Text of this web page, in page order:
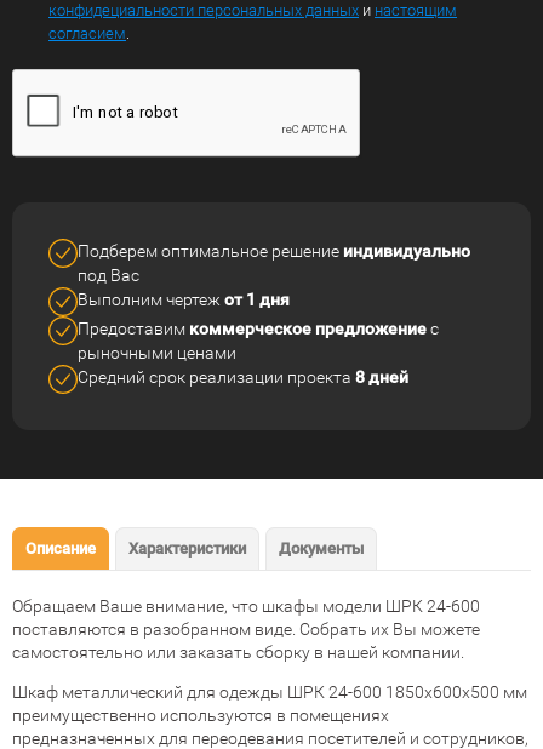
конфидециальности персональных данных и настоящим
согласием.
Подберем оптимальное решение индивидуально
под Вас
Выполним чертеж от 1 дня
Предоставим коммерческое предложениес
рыночными ценами
Средний срок реализации проекта 8 дней
Описание Характеристики Документы
Обращаем Ваше внимание, что шкафы модели ШРК 24-600
поставляются в разобранном виде. Собрать их Вы можете
самостоятельно или заказать сборку в нашей компании.
Шкаф металлический для одежды ШРК 24-600 1850х600х500 мм
преимущественно используются в помещениях
предназначенных для переодевания посетителей и сотрудников,